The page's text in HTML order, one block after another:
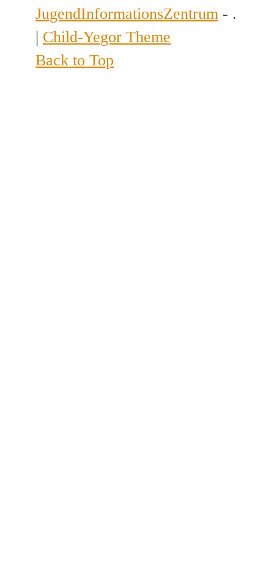
JugendInformationsZentrum - .
| Child-Yegor Theme
Back to Top